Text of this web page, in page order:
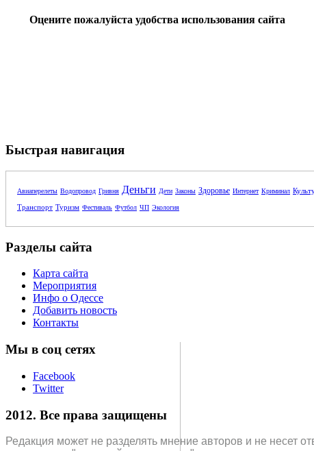
Оцените пожалуйста удобства использования сайта
Быстрая навигация
Авиаперелеты Водопровод Гривня Деньги Дети Законы Здоровье Интернет Криминал
Транспорт Туризм Фестиваль Футбол ЧП Экология
Разделы сайта
Карта сайта
Мероприятия
Инфо о Одессе
Добавить новость
Контакты
Мы в соц сетях
Facebook
Twitter
2012. Все права защищены
Редакция может не разделять мнение авторов и не несет